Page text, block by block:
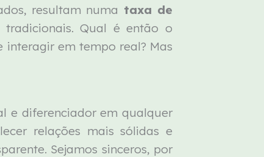
resultam numa taxa de
Qual é então o
em tempo real? Mas
e diferenciador em qualquer
relações mais sólidas e
Sejamos sinceros, por